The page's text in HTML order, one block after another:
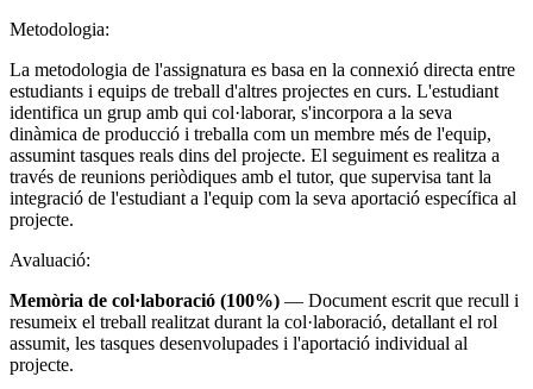
Metodologia:
La metodologia de l'assignatura es basa en la connexió directa entre
estudiants i equips de treball d'altres projectes en curs. L'estudiant
identifica un grup amb qui col·laborar, s'incorpora a la seva
dinàmica de producció i treballa com un membre més de l'equip,
assumint tasques reals dins del projecte. El seguiment es realitza a
través de reunions periòdiques amb el tutor, que supervisa tant la
integració de l'estudiant a l'equip com la seva aportació específica al
projecte.
Avaluació:
Memòria de col·laboració (100%) — Document escrit que recull i
resumeix el treball realitzat durant la col·laboració, detallant el rol
assumit, les tasques desenvolupades i l'aportació individual al
projecte.